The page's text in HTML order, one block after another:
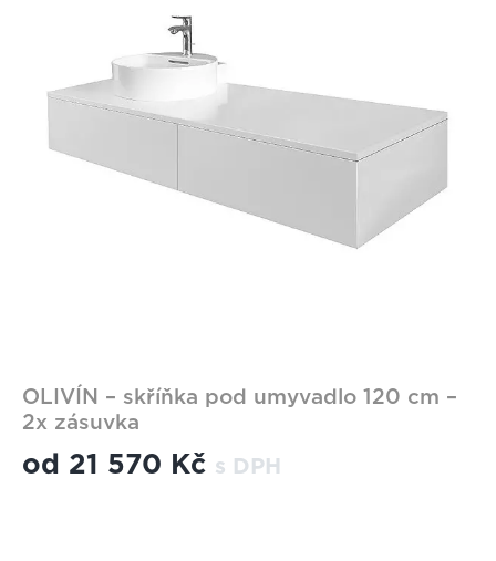
OLIVÍN – skříňka pod umyvadlo 120 cm –
2x zásuvka
od 21 570 Kč s DPH